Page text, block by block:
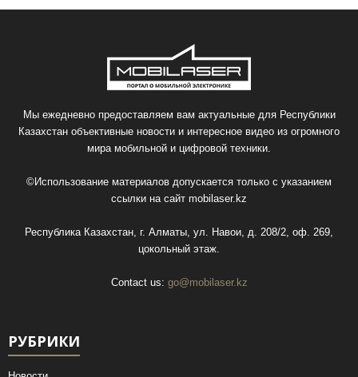
Мы ежедневно предоставляем вам актуальные для Республики
Казахстан объективные новости и интересное видео из огромного
мира мобильной и цифровой техники.
©Использование материалов допускается только с указанием
ссылки на сайт mobilaser.kz
Республика Казахстан, г. Алматы, ул. Навои, д. 208/2, оф. 269,
цокольный этаж.
Contact us: go@mobilaser.kz
РУБРИКИ